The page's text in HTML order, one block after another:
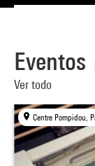
Eventos
Ver todo
Centre Pompidou,